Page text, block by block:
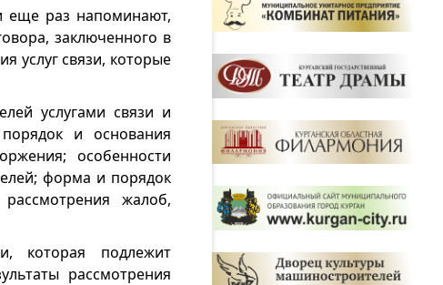
еще раз напоминают,
заключенного в
услуг связи, которые
услугами связи и
и основания
особенности
форма и порядок
жалоб,
которая подлежит
рассмотрения